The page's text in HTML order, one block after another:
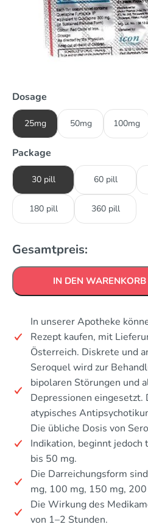
Dosage
25mg 50mg 100mg
Package
30 pill 60 pill
180 pill 360 pill
Gesamtpreis:
IN DEN WARENKORB
In unserer Apotheke
Rezept kaufen, mit
Österreich. Diskrete und
Seroquel wird zur
bipolaren Störungen und
Depressionen
atypisches
Die übliche Dosis von
Indikation, beginnt
bis 50 mg.
Die Darreichungsform
mg, 100 mg, 150 mg,
Die Wirkung des
von 1–2 Stunden.